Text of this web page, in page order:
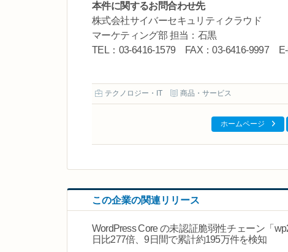
本件に関するお問合わせ先
株式会社サイバーセキュリティクラウド
マーケティング部 担当：石黒
TEL：03-6416-1579 FAX：03-6416-9997 E-
テクノロジー・IT 商品・サービス
ホームページ
この企業の関連リリース
WordPress Core の未認証脆弱性チェーン「
日比277倍、9日間で累計約195万件を検知